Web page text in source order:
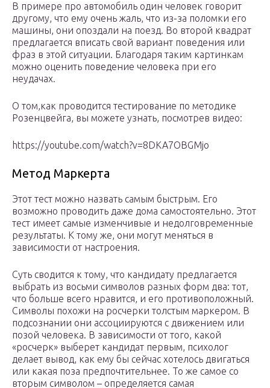
В примере про автомобиль один человек говорит
другому, что ему очень жаль, что из-за поломки его
машины, они опоздали на поезд. Во второй квадрат
предлагается вписать свой вариант поведения или
фраз в этой ситуации. Благодаря таким картинкам
можно оценить поведение человека при его
неудачах.
О том,как проводится тестирование по методике
Розенцвейга, вы можете узнать, посмотрев видео:
https://youtube.com/watch?v=8DKA7OBGMjo
Метод Маркерта
Этот тест можно назвать самым быстрым. Его
возможно проводить даже дома самостоятельно. Этот
тест имеет самые изменчивые и недолговременные
результаты. К тому же, они могут меняться в
зависимости от настроения.
Суть сводится к тому, что кандидату предлагается
выбрать из восьми символов разных форм два: тот,
что больше всего нравится, и его противоположный.
Символы похожи на росчерки толстым маркером. В
подсознании они ассоциируются с движением или
позой человека. В зависимости от того, какой
«росчерк» выберет кандидат первым, психолог
делает вывод, как ему бы сейчас хотелось двигаться
или какая поза предпочтительнее. То же самое со
вторым символом – определяется самая